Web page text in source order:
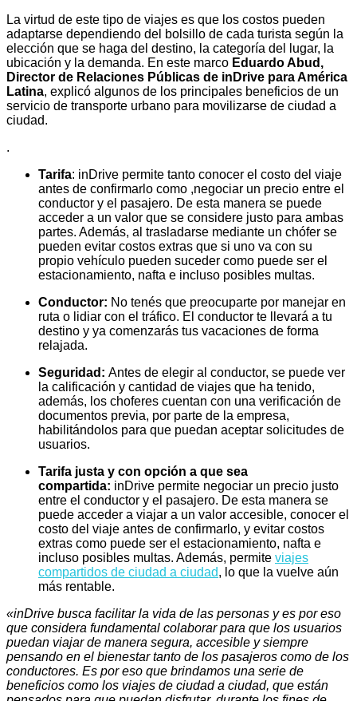
La virtud de este tipo de viajes es que los costos pueden
adaptarse dependiendo del bolsillo de cada turista según la
elección que se haga del destino, la categoría del lugar, la
ubicación y la demanda. En este marco Eduardo Abud,
Director de Relaciones Públicas de inDrive para América
Latina, explicó algunos de los principales beneficios de un
servicio de transporte urbano para movilizarse de ciudad a
ciudad.
.
Tarifa: inDrive permite tanto conocer el costo del viaje
antes de confirmarlo como ,negociar un precio entre el
conductor y el pasajero. De esta manera se puede
acceder a un valor que se considere justo para ambas
partes. Además, al trasladarse mediante un chófer se
pueden evitar costos extras que si uno va con su
propio vehículo pueden suceder como puede ser el
estacionamiento, nafta e incluso posibles multas.
Conductor: No tenés que preocuparte por manejar en
ruta o lidiar con el tráfico. El conductor te llevará a tu
destino y ya comenzarás tus vacaciones de forma
relajada.
Seguridad: Antes de elegir al conductor, se puede ver
la calificación y cantidad de viajes que ha tenido,
además, los choferes cuentan con una verificación de
documentos previa, por parte de la empresa,
habilitándolos para que puedan aceptar solicitudes de
usuarios.
Tarifa justa y con opción a que sea
compartida: inDrive permite negociar un precio justo
entre el conductor y el pasajero. De esta manera se
puede acceder a viajar a un valor accesible, conocer el
costo del viaje antes de confirmarlo, y evitar costos
extras como puede ser el estacionamiento, nafta e
incluso posibles multas. Además, permite viajes
compartidos de ciudad a ciudad, lo que la vuelve aún
más rentable.
«inDrive busca facilitar la vida de las personas y es por eso
que considera fundamental colaborar para que los usuarios
puedan viajar de manera segura, accesible y siempre
pensando en el bienestar tanto de los pasajeros como de los
conductores. Es por eso que brindamos una serie de
beneficios como los viajes de ciudad a ciudad, que están